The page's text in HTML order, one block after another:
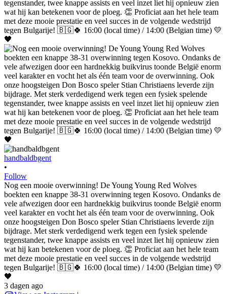
handbaldbgent
•
Follow
Nog een mooie overwinning! De Young Young Red Wolves
boekten een knappe 38-31 overwinning tegen Kosovo. Ondanks de
vele afwezigen door een hardnekkig buikvirus toonde België enorm
veel karakter en vocht het als één team voor de overwinning. Ook
onze hoogsteigen Don Bosco speler Stian Christiaens leverde zijn
bijdrage. Met sterk verdedigend werk tegen een fysiek spelende
tegenstander, twee knappe assists en veel inzet liet hij opnieuw zien
wat hij kan betekenen voor de ploeg. 👏 Proficiat aan het hele team
met deze mooie prestatie en veel succes in de volgende wedstrijd
tegen Bulgarije! 🇧🇬🍀 16:00 (local time) / 14:00 (Belgian time) 💛
🖤
3 dagen ago